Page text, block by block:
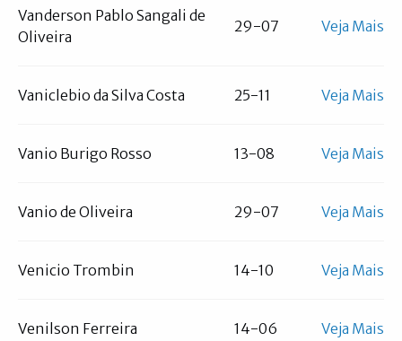
Vanderson Pablo Sangali de
Oliveira
29-07 Veja Mais
Vaniclebio da Silva Costa 25-11 Veja Mais
Vanio Burigo Rosso 13-08 Veja Mais
Vanio de Oliveira 29-07 Veja Mais
Venicio Trombin 14-10 Veja Mais
Venilson Ferreira 14-06 Veja Mais